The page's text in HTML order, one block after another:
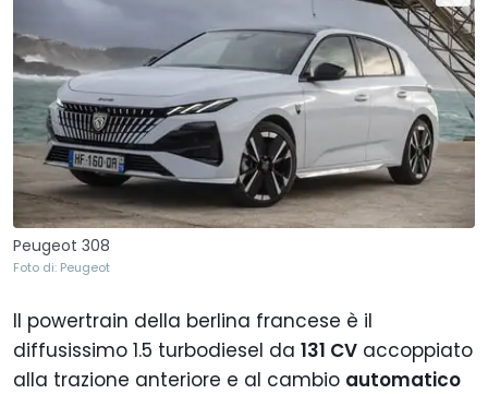
Peugeot 308
Foto di: Peugeot
Il powertrain della berlina francese è il
diffusissimo 1.5 turbodiesel da 131 CV accoppiato
alla trazione anteriore e al cambio automatico